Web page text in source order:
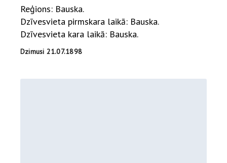
Reģions: Bauska.
Dzīvesvieta pirmskara laikā: Bauska.
Dzīvesvieta kara laikā: Bauska.
Dzimusi 21.07.1898